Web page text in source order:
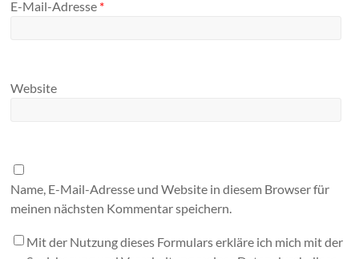
E-Mail-Adresse *
Website
Name, E-Mail-Adresse und Website in diesem Browser für
meinen nächsten Kommentar speichern.
Mit der Nutzung dieses Formulars erkläre ich mich mit der